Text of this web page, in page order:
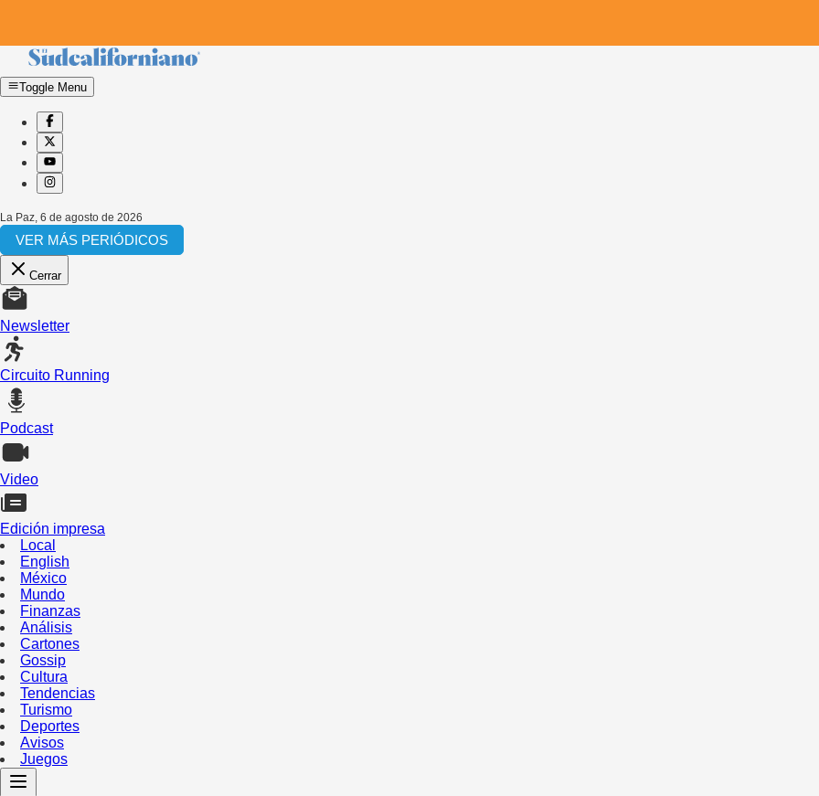
Toggle Menu
La Paz 6 de agosto de 2026
VER MÁS PERIÓDICOS
Cerrar
Newsletter
Circuito Running
Podcast
Video
Edición impresa
Local
English
México
Mundo
Finanzas
Análisis
Cartones
Gossip
Cultura
Tendencias
Turismo
Deportes
Avisos
Juegos